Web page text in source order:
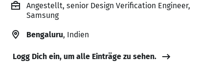
Angestellt, senior Design Verification Engineer,
Samsung
Bengaluru, Indien
Logg Dich ein, um alle Einträge zu sehen.